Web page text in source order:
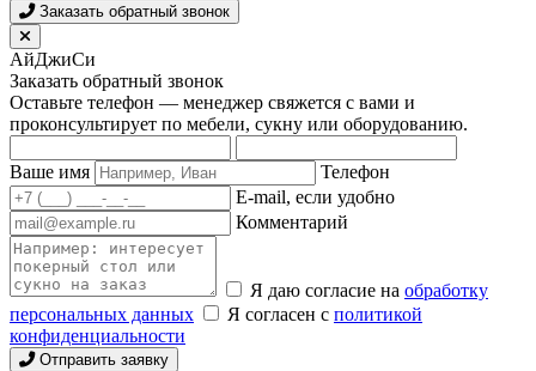
Заказать обратный звонок
АйДжиСи
Заказать обратный звонок
Оставьте телефон — менеджер свяжется с вами и
проконсультирует по мебели, сукну или оборудованию.
Ваше имя
Телефон
E-mail, если удобно
Комментарий
Я даю согласие на обработку
персональных данных
Я согласен с политикой
конфиденциальности
Отправить заявку